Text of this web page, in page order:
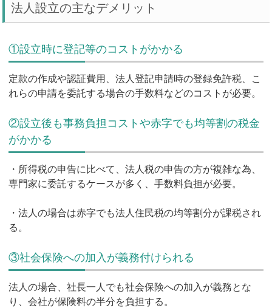
法人設立の主なデメリット
①設立時に登記等のコストがかかる
定款の作成や認証費用、法人登記申請時の登録免許税、こ
れらの申請を委託する場合の手数料などのコストが必要。
②設立後も事務負担コストや赤字でも均等割の税金
がかかる
・所得税の申告に比べて、法人税の申告の方が複雑な為、
専門家に委託するケースが多く、手数料負担が必要。
・法人の場合は赤字でも法人住民税の均等割分が課税され
る。
③社会保険への加入が義務付けられる
法人の場合、社長一人でも社会保険への加入が義務とな
り、会社が保険料の半分を負担する。